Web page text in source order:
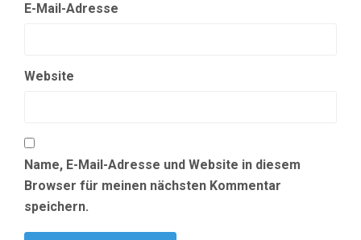
E-Mail-Adresse
Website
Name, E-Mail-Adresse und Website in diesem
Browser für meinen nächsten Kommentar
speichern.